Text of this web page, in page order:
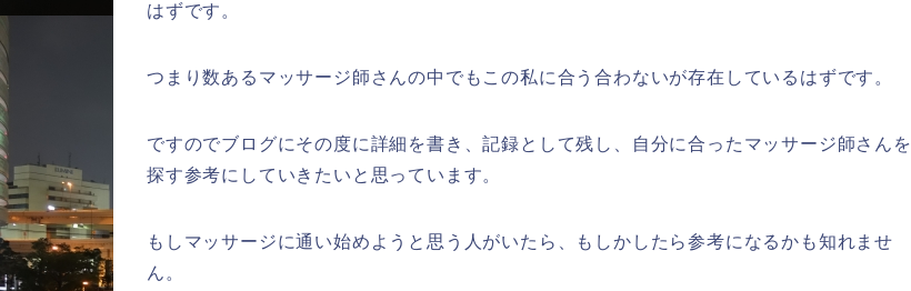
はずです。
つまり数あるマッサージ師さんの中でもこの私に合う合わないが存在しているはずです。
ですのでブログにその度に詳細を書き、記録として残し、自分に合ったマッサージ師さんを
探す参考にしていきたいと思っています。
もしマッサージに通い始めようと思う人がいたら、もしかしたら参考になるかも知れませ
ん。